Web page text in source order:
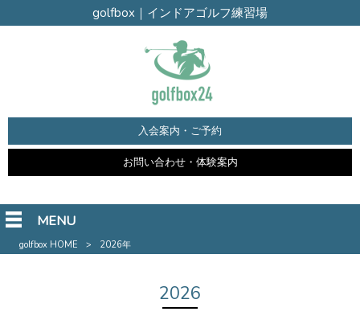
golfbox｜インドアゴルフ練習場
入会案内・ご予約
お問い合わせ・体験案内
MENU
golfbox HOME > 2026年
2026